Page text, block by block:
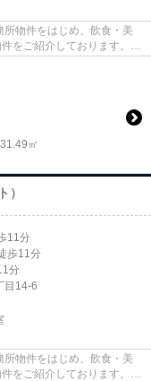
物件をはじめ、飲食・美
をご紹介しております。
㎡
）
11分
歩11分
分
目14-6
物件をはじめ、飲食・美
をご紹介しております。